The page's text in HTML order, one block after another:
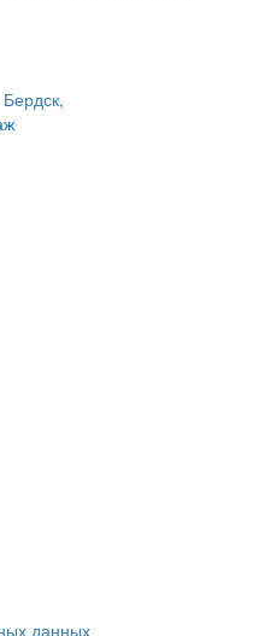
данных